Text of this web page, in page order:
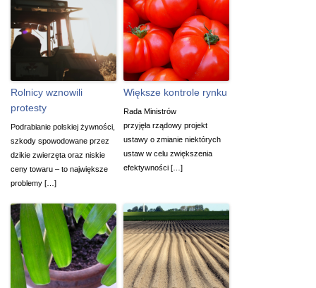
Rolnicy wznowili
protesty
Podrabianie polskiej żywności,
szkody spowodowane przez
dzikie zwierzęta oraz niskie
ceny towaru – to największe
problemy […]
Większe kontrole rynku
Rada Ministrów
przyjęła rządowy projekt
ustawy o zmianie niektórych
ustaw w celu zwiększenia
efektywności […]